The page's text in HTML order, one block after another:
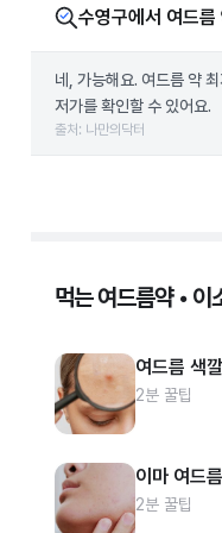
수영구에서 여드
네, 가능해요. 여드름 약
저가를 확인할 수 있어요.
출처: 나만의닥터
먹는 여드름약 • 이
여드름 색
2분 꿀팁
이마 여드
2분 꿀팁